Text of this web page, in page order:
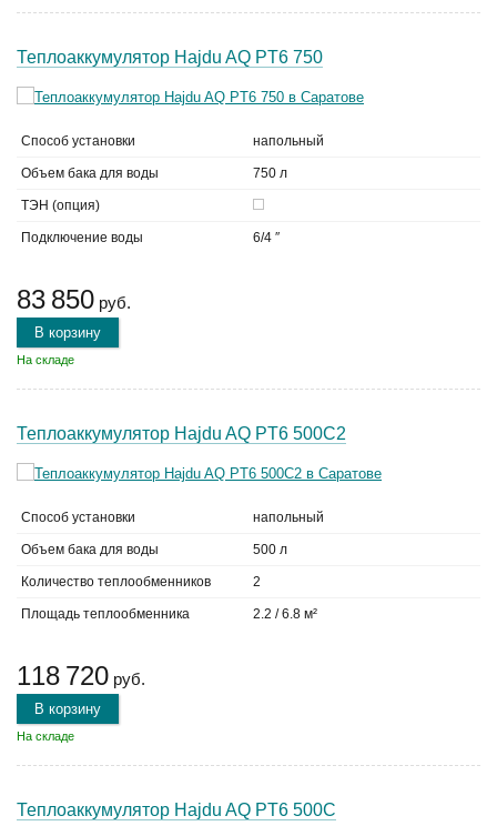
Теплоаккумулятор Hajdu AQ PT6 750
Способ установки напольный
Объем бака для воды 750 л
ТЭН (опция)
Подключение воды 6/4 ″
83 850 руб.
В корзину
На складе
Теплоаккумулятор Hajdu AQ PT6 500С2
Способ установки напольный
Объем бака для воды 500 л
Количество теплообменников 2
Площадь теплообменника 2.2 / 6.8 м²
118 720 руб.
В корзину
На складе
Теплоаккумулятор Hajdu AQ PT6 500С